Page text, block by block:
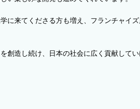
に来てくださる方も増え、フランチャイ
創造し続け、日本の社会に広く貢献して